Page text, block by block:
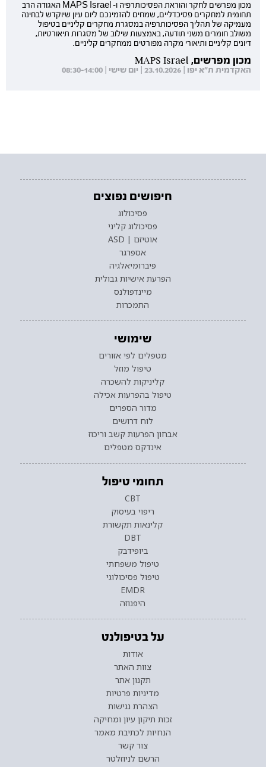
מכון מפרשים לחקר והוראת הפסיכותרפיה ו- MAPS Israel האגודה הרב
תחומית למחקרים פסיכדליים, שמחים להזמינכם ליום עיון שיוקדש לבחינה
מעמיקה של תהליך הפסיכותרפיה במסגרת מחקרים קליניים בטיפול
משולב חומרים משני תודעה, באמצעות שילוב של מסגרות תיאורטיות,
דיונים קליניים ותיאורי מקרה מפורטים ממחקרים קליניים.
מכון מפרשים, MAPS Israel
האקדמית ת"א יפו | 23.10.2026 | יום שישי | 08:30-14:00
חיפושים נפוצים
פסיכולוג
פסיכולוג קליני
אוטיזם | ASD
אספרגר
פיברומיאלגיה
הפרעת אישיות גבולית
מיינדפולנס
התמכרות
שימושי
מטפלים לפי אזורים
טיפול מוזל
קליניקות להשכרה
טיפול בהפרעות אכילה
מדור הספרים
לוח דרושים
אבחון הפרעות קשב וריכוז
אינדקס מטפלים
תחומי טיפול
CBT
ריפוי בעיסוק
קלינאות תקשורת
DBT
ביופידבק
טיפול משפחתי
טיפול פסיכולוגי
EMDR
היפנוזה
על בטיפולנט
אודות
צוות האתר
תקנון אתר
מדיניות פרטיות
הצהרת נגישות
זכות תיקון עיון ומחיקה
הנחיות לכתיבת מאמר
צור קשר
הרשם לניוזלטר